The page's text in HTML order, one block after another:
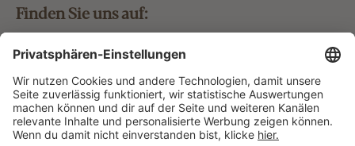
Finden Sie uns auf:
Bestellung widerrufen
Vertrag widerrufen